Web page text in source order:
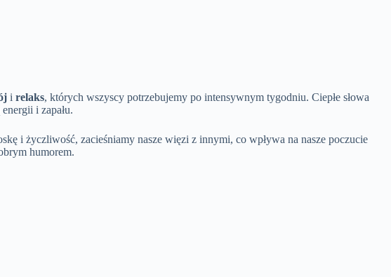
i relaks, których wszyscy potrzebujemy po intensywnym tygodniu. Ciepłe słowa
i zapału.
i życzliwość, zacieśniamy nasze więzi z innymi, co wpływa na nasze poczucie
humorem.